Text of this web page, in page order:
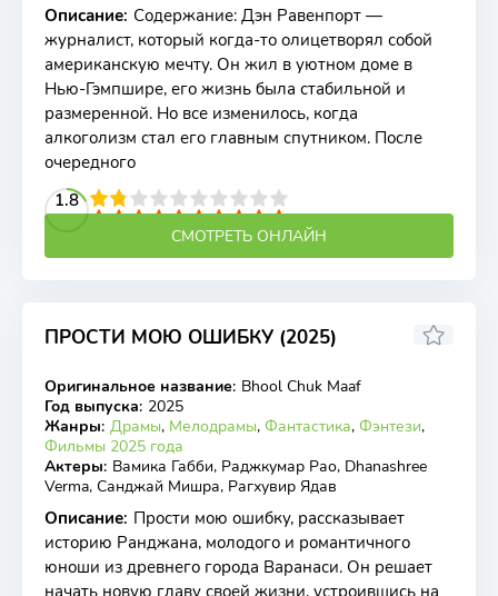
Описание: Содержание: Дэн Равенпорт —
журналист, который когда-то олицетворял собой
американскую мечту. Он жил в уютном доме в
Нью-Гэмпшире, его жизнь была стабильной и
размеренной. Но все изменилось, когда
алкоголизм стал его главным спутником. После
очередного
1.8
4 5 6 7 8 9 10
СМОТРЕТЬ ОНЛАЙН
ПРОСТИ МОЮ ОШИБКУ (2025)
WEB-DL
5.9
Оригинальное название: Bhool Chuk Maaf
Год выпуска: 2025
Жанры: Драмы, Мелодрамы, Фантастика, Фэнтези,
Фильмы 2025 года
Актеры: Вамика Габби, Раджкумар Рао, Dhanashree
Verma, Санджай Мишра, Рагхувир Ядав
Описание: Прости мою ошибку, рассказывает
историю Ранджана, молодого и романтичного
юноши из древнего города Варанаси. Он решает
начать новую главу своей жизни, устроившись на